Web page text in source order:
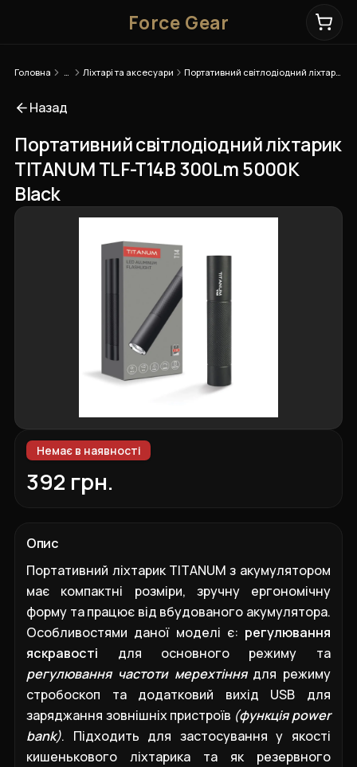
Force Gear
Головна Ліхтарі та аксесуари
Назад
Портативний світлодіодний ліхтарик
TITANUM TLF-T14B 300Lm 5000K
Black
Немає в наявності
392 грн.
Опис
Портативний ліхтарик TITANUM з акумулятором
має компактні розміри, зручну ергономічну
форму та працює від вбудованого акумулятора.
Особливостями даної моделі є: регулювання
яскравості для основного режиму та
регулювання частоти мерехтіння для режиму
стробоскоп та додатковий вихід USB для
заряджання зовнішніх пристроїв (функція power
bank). Підходить для застосування у якості
кишенькового ліхтарика та як резервного